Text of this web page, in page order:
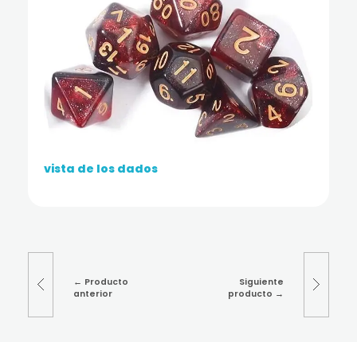
vista de los dados
Producto
anterior
Siguiente
producto